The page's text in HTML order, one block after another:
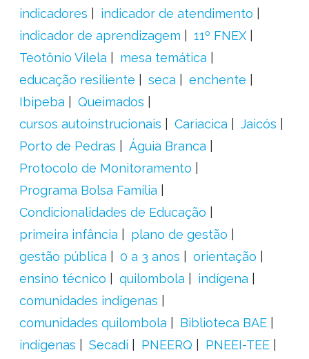
indicadores
indicador de atendimento
indicador de aprendizagem
11º FNEX
Teotônio Vilela
mesa temática
educação resiliente
seca
enchente
Ibipeba
Queimados
cursos autoinstrucionais
Cariacica
Jaicós
Porto de Pedras
Águia Branca
Protocolo de Monitoramento
Programa Bolsa Família
Condicionalidades de Educação
primeira infância
plano de gestão
gestão pública
0 a 3 anos
orientação
ensino técnico
quilombola
indígena
comunidades indígenas
comunidades quilombola
Biblioteca BAE
indígenas
Secadi PNEERQ
PNEEI-TEE